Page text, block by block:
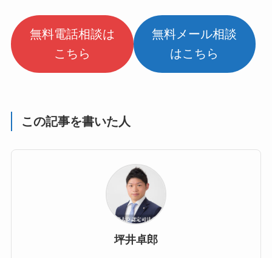
無料電話相談は
こちら
無料メール相談
はこちら
この記事を書いた人
坪井卓郎